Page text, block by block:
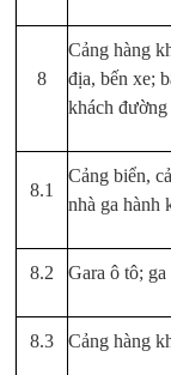
8
Cảng hàng
địa, bến xe;
khách đường
8.1
Cảng biển,
nhà ga hành
8.2 Gara ô tô;
8.3 Cảng hàng